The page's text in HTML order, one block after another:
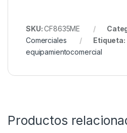
SKU:CF8635ME
Comerciales
Etiqueta:
equipamientocomercial
Productos